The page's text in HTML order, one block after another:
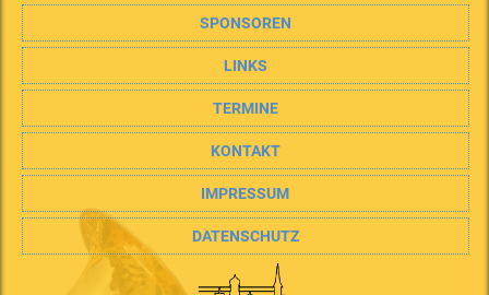
SPONSOREN
LINKS
TERMINE
KONTAKT
IMPRESSUM
DATENSCHUTZ